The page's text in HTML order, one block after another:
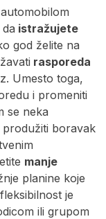
istražujete
god želite na
rasporeda
Umesto toga,
i promeniti
se neka
produžiti boravak
manje
planine koje
je
ili grupom